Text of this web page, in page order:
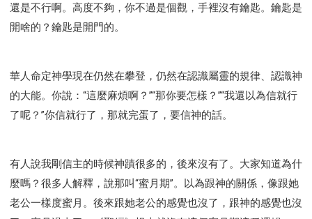
還是不行啊。高度不夠，你不過是個觀，手裡沒有鑰匙。鑰匙是
開啥的？鑰匙是開門的。
華人命定神學現在仍然在攀登，仍然在認識屬靈的規律、認識神
的大能。你說：“這麼麻煩啊？”“那你要怎樣？”“我還以為信就行
了呢？”你信就行了，那就完蛋了，要信神的話。
有人說我剛信主的時候神蹟很多的，後來沒有了。大家知道為什
麼嗎？很多人解釋，說那叫“蜜月期”。以為跟神的關係，像跟她
老公一樣度蜜月。後來跟她老公的感覺也沒了，跟神的感覺也沒